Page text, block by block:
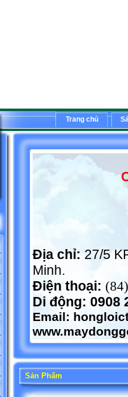
Trang chủ
Địa chỉ: 27/5
Minh.
Điện thoại:
Di động: 0908
Email:
Sản Phẩm